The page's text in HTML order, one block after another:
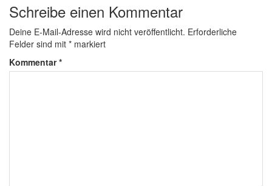
Schreibe einen Kommentar
Deine E-Mail-Adresse wird nicht veröffentlicht. Erforderliche
Felder sind mit * markiert
Kommentar*